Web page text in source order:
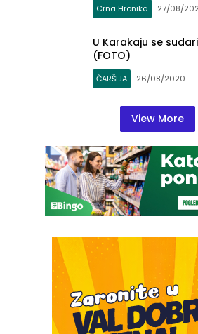
Crna Hronika 27/08/
U Karakaju se
(FOTO)
ČARŠIJA 26/08/2020
View More